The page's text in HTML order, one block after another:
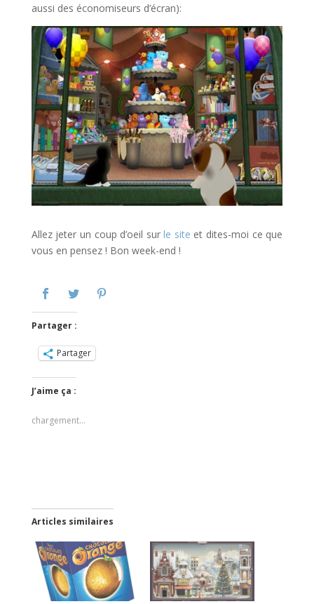
aussi des économiseurs d’écran):
Allez jeter un coup d’oeil surle site et dites-moi ce que
vous en pensez ! Bon week-end !
Partager :
Partager
J’aime ça :
chargement…
Articles similaires